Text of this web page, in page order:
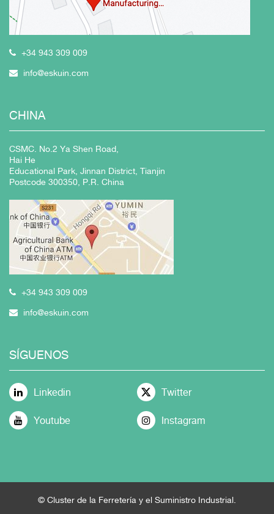
+34 943 309 009
info@eskuin.com
CHINA
CSMC. No.2 Ya Shen Road,
Hai He
Educational Park, Jinnan District, Tianjin
Postcode 300350, P.R. China
+34 943 309 009
info@eskuin.com
SÍGUENOS
Linkedin Twitter
Youtube Instagram
© Cluster de la Ferretería y el Suministro Industrial.